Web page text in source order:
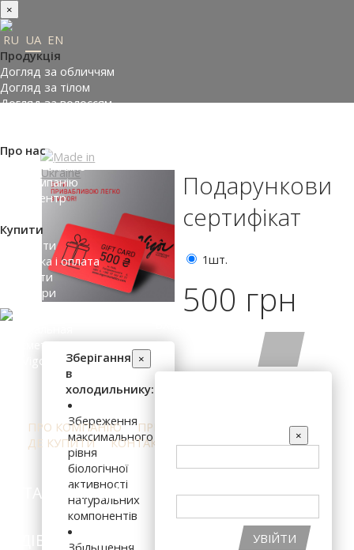
×
RU UA EN
Продукція
Догляд за обличчям
Догляд за тілом
Догляд за волоссям
Про нас
Made in Ukraine
Про компанію
Прес-центр
Купити
Де купити
Доставка і оплата
Контакти
Партнери
ПРО КОМПАНІЮ ПРЕС-ЦЕНТР
ДЕ КУПИТИ
КОНТАКТИ
КАТАЛОГ ПРОДУКЦІЇ ІНГРЕДІЄНТИ
ПІДІБРАТИ КОСМЕТИКУ АКЦІЇ
×
УВІЙТИ
×
Зберігання
в
холодильнику:
Збереження
максимального
рівня
біологічної
активності
натуральних
компонентів
Подарунковий
сертифікат
1шт.
500 грн
сертфікат номіналом
500 грн
Тип:Додаткові
Призначення: